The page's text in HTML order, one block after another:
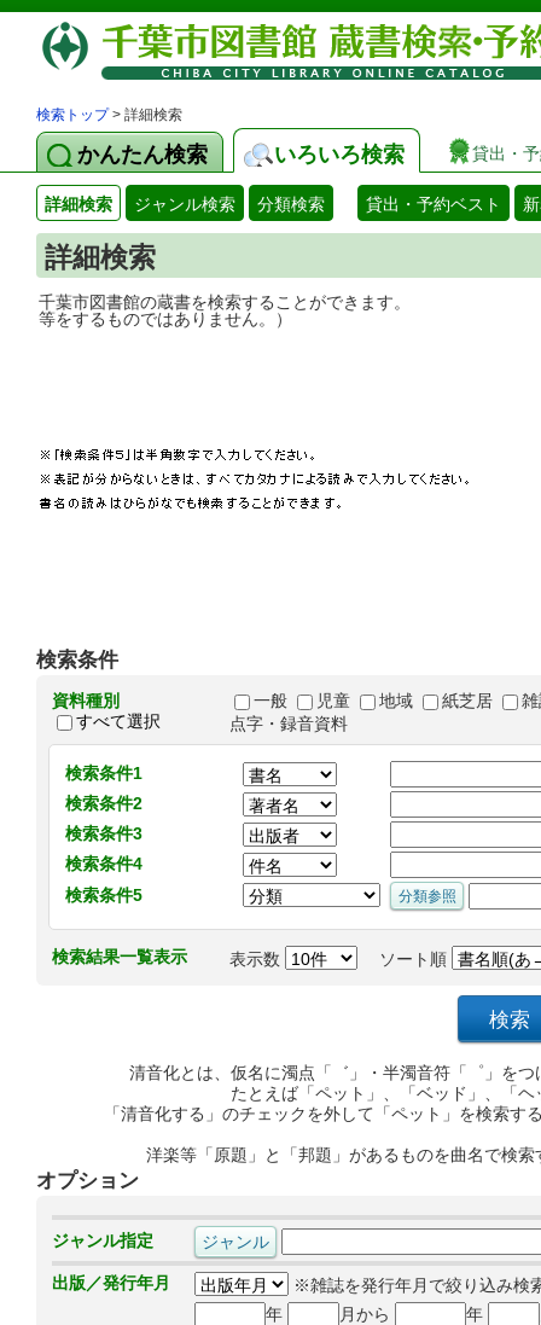
検索トップ> 詳細検索
かんたん検索 いろいろ検索 貸出・
詳細検索 ジャンル検索 分類検索 貸出・予約ベスト
詳細検索
千葉市図書館の蔵書を検索することがで
等をするものではありません。）
検索条件
資料種別
すべて選択
一般 児童 地域 紙芝居
点字・録音資料
検索条件1
検索条件2
検索条件3
検索条件4
検索条件5
検索結果一覧表示 表示数 ソート順
清音化とは、仮名に濁点「゛」・半濁音符「゜」を
たとえば「ペット」、「ベッド」、「
「清音化する」のチェックを外して「ペット」を検索
洋楽等「原題」と「邦題」があるものを曲名で検
オプション
ジャンル指定
出版／発行年月
※雑誌を発行年月で絞り込み検
年
月から 年